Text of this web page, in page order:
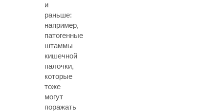
и
раньше:
например,
патогенные
штаммы
кишечной
палочки,
которые
тоже
могут
поражать